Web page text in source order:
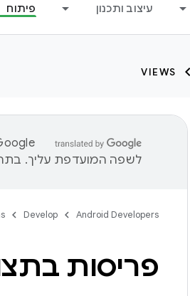
עיצוב ותכנון פיתוח
VIEWS
לשפה המועדפת עליך.
Android Developers
Develop
פריסות